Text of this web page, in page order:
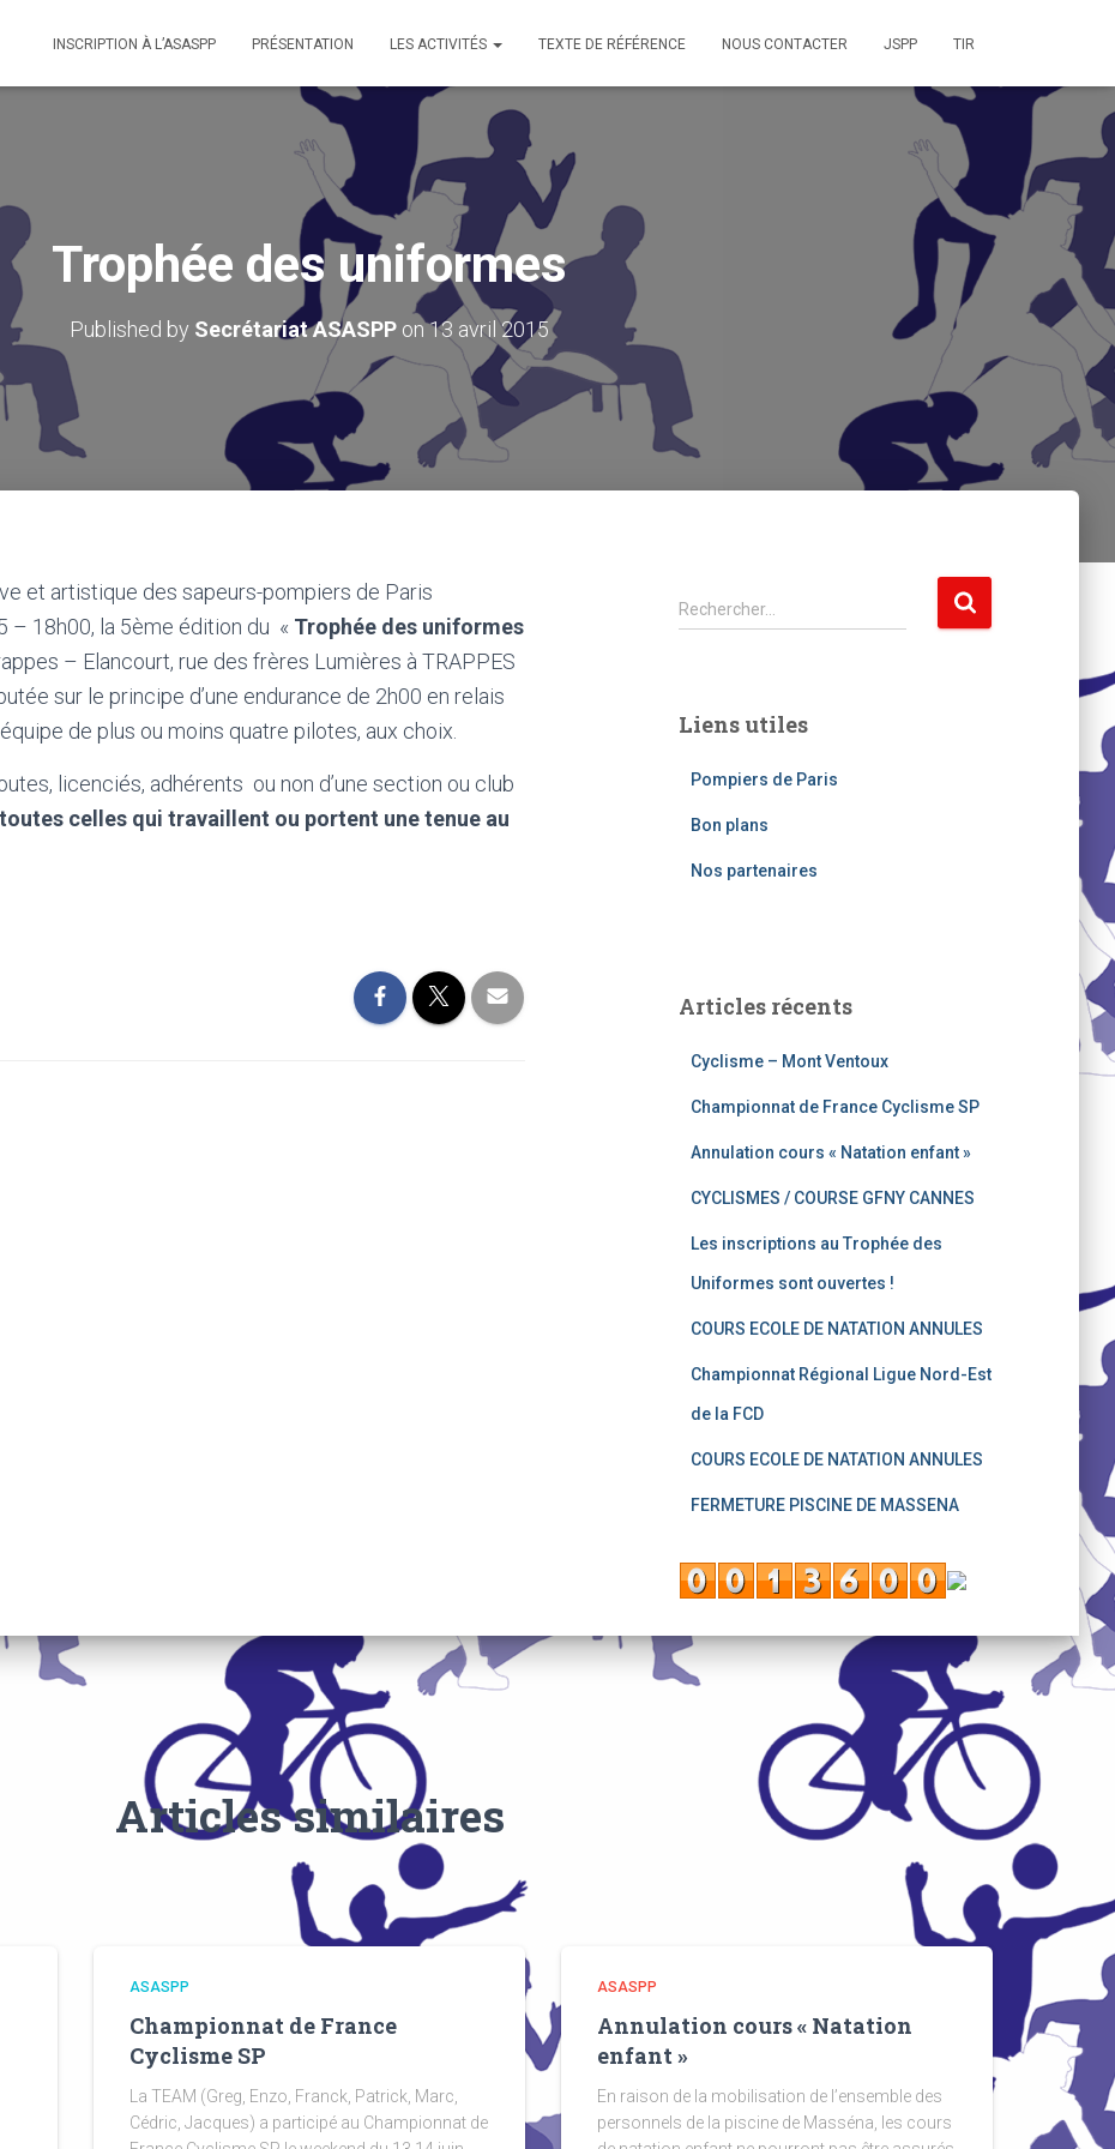
INSCRIPTION À L’ASASPP PRÉSENTATION LES ACTIVITÉS TEXTE DE RÉFÉRENCE NOUS CONTACTER JSPP TIR
Trophée des uniformes
Published by Secrétariat ASASPP on13 avril 2015
et artistique des sapeurs-pompiers de Paris
– 18h00, la 5ème édition du « Trophée des uniformes
– Elancourt, rue des frères Lumières à TRAPPES
sur le principe d’une endurance de 2h00 en relais
de plus ou moins quatre pilotes, aux choix.
licenciés, adhérents ou non d’une section ou club
celles qui travaillent ou portent une tenue au
R
e
r
Rechercher…
Liens utiles
Pompiers de Paris
Bon plans
Nos partenaires
Articles récents
Cyclisme – Mont Ventoux
Championnat de France Cyclisme SP
Annulation cours « Natation enfant »
CYCLISMES / COURSE GFNY CANNES
Les inscriptions au Trophée des
Uniformes sont ouvertes !
COURS ECOLE DE NATATION ANNULES
Championnat Régional Ligue Nord-Est
de la FCD
COURS ECOLE DE NATATION ANNULES
FERMETURE PISCINE DE MASSENA
Articles similaires
ASASPP
Championnat de France
Cyclisme SP
La TEAM (Greg, Enzo, Franck, Patrick, Marc,
Cédric, Jacques) a participé au Championnat de
ASASPP
Annulation cours « Natation
enfant »
En raison de la mobilisation de l’ensemble des
personnels de la piscine de Masséna, les cours